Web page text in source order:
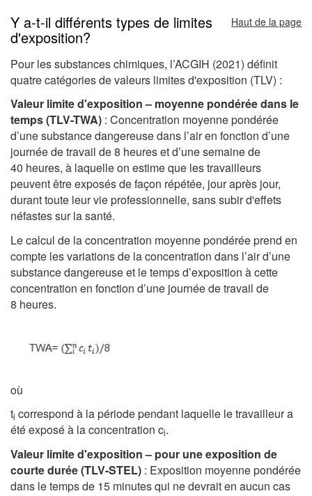
Y a-t-il différents types de limites
d'exposition?
Haut de la page
Pour les substances chimiques, l’ACGIH (2021) définit
quatre catégories de valeurs limites d'exposition (TLV) :
Valeur limite d'exposition – moyenne pondérée dans le
temps (TLV-TWA) : Concentration moyenne pondérée
d’une substance dangereuse dans l’air en fonction d’une
journée de travail de 8 heures et d’une semaine de
40 heures, à laquelle on estime que les travailleurs
peuvent être exposés de façon répétée, jour après jour,
durant toute leur vie professionnelle, sans subir d'effets
néfastes sur la santé.
Le calcul de la concentration moyenne pondérée prend en
compte les variations de la concentration dans l’air d’une
substance dangereuse et le temps d’exposition à cette
concentration en fonction d’une journée de travail de
8 heures.
où
ti correspond à la période pendant laquelle le travailleur a
été exposé à la concentration ci.
Valeur limite d'exposition – pour une exposition de
courte durée (TLV-STEL) : Exposition moyenne pondérée
dans le temps de 15 minutes qui ne devrait en aucun cas